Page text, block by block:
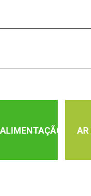
ALIMENTAÇÃO AR